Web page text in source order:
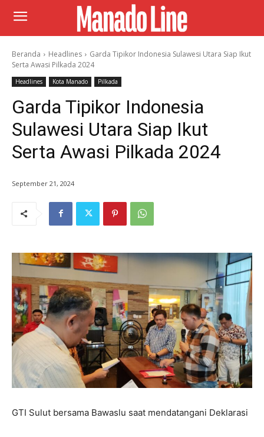
Beranda Headlines
Garda Tipikor Indonesia Sulawesi Utara Siap Ikut
Serta Awasi Pilkada 2024
Headlines Kota Manado Pilkada
Garda Tipikor Indonesia
Sulawesi Utara Siap Ikut
Serta Awasi Pilkada 2024
September 21, 2024
GTI Sulut bersama Bawaslu saat mendatangani Deklarasi